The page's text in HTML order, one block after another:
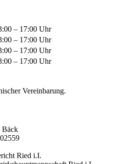
– 17:00 Uhr
– 17:00 Uhr
– 17:00 Uhr
– 17:00 Uhr
Vereinbarung.
Bäck
Ried i.I.